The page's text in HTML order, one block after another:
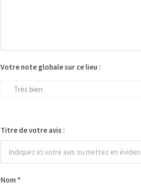
Nom *
Votre note globale sur ce lieu :
Très bien
Titre de votre avis :